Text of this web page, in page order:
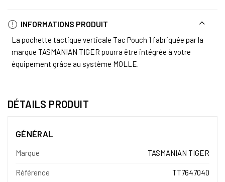
INFORMATIONS PRODUIT
La pochette tactique verticale Tac Pouch 1 fabriquée par la
marque TASMANIAN TIGER pourra être intégrée à votre
équipement grâce au système MOLLE.
DÉTAILS PRODUIT
GÉNÉRAL
Marque TASMANIAN TIGER
Référence TT7647040